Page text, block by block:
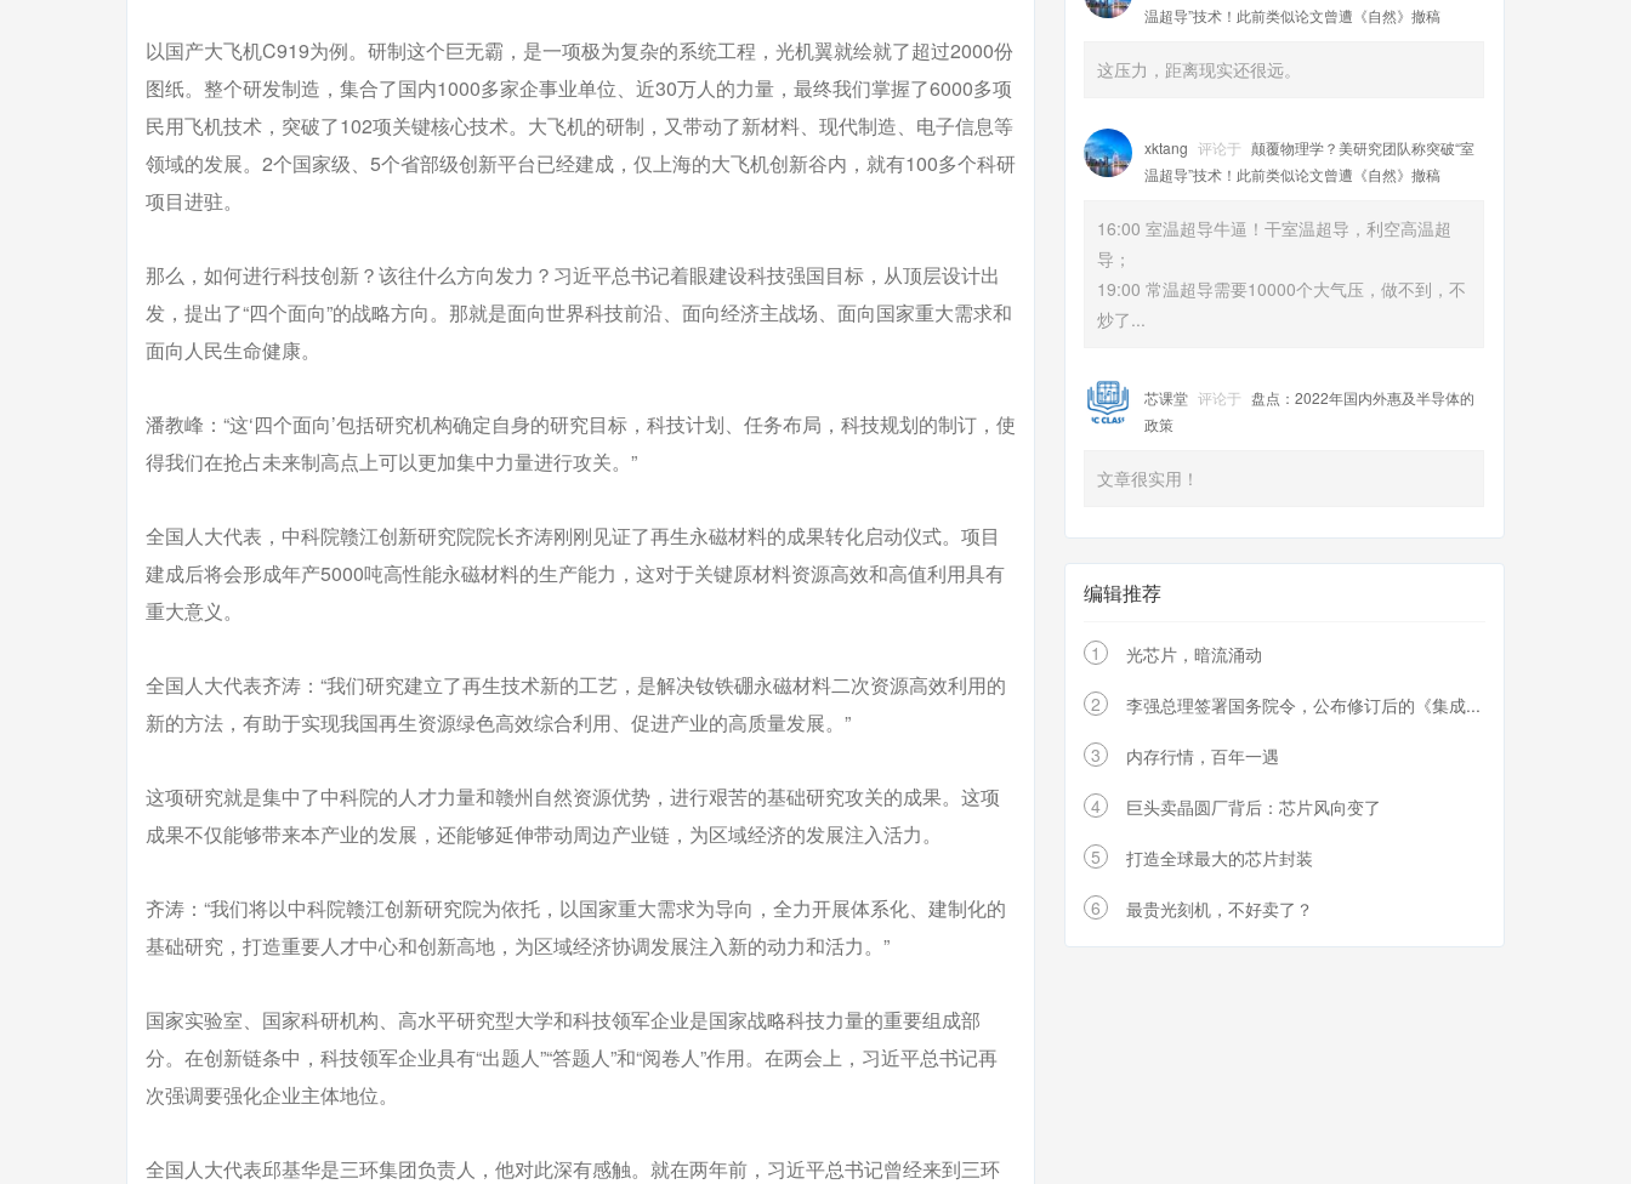
以国产大飞机C919为例。研制这个巨无霸，是一项极为复杂的系统工程，光机翼就绘就了超过2000份
图纸。整个研发制造，集合了国内1000多家企事业单位、近30万人的力量，最终我们掌握了6000多项
民用飞机技术，突破了102项关键核心技术。大飞机的研制，又带动了新材料、现代制造、电子信息等
领域的发展。2个国家级、5个省部级创新平台已经建成，仅上海的大飞机创新谷内，就有100多个科研
项目进驻。
那么，如何进行科技创新？该往什么方向发力？习近平总书记着眼建设科技强国目标，从顶层设计出
发，提出了“四个面向”的战略方向。那就是面向世界科技前沿、面向经济主战场、面向国家重大需求和
面向人民生命健康。
潘教峰：“这‘四个面向’包括研究机构确定自身的研究目标，科技计划、任务布局，科技规划的制订，使
得我们在抢占未来制高点上可以更加集中力量进行攻关。”
全国人大代表，中科院赣江创新研究院院长齐涛刚刚见证了再生永磁材料的成果转化启动仪式。项目
建成后将会形成年产5000吨高性能永磁材料的生产能力，这对于关键原材料资源高效和高值利用具有
重大意义。
全国人大代表齐涛：“我们研究建立了再生技术新的工艺，是解决钕铁硼永磁材料二次资源高效利用的
新的方法，有助于实现我国再生资源绿色高效综合利用、促进产业的高质量发展。”
这项研究就是集中了中科院的人才力量和赣州自然资源优势，进行艰苦的基础研究攻关的成果。这项
成果不仅能够带来本产业的发展，还能够延伸带动周边产业链，为区域经济的发展注入活力。
齐涛：“我们将以中科院赣江创新研究院为依托，以国家重大需求为导向，全力开展体系化、建制化的
基础研究，打造重要人才中心和创新高地，为区域经济协调发展注入新的动力和活力。”
国家实验室、国家科研机构、高水平研究型大学和科技领军企业是国家战略科技力量的重要组成部
分。在创新链条中，科技领军企业具有“出题人”“答题人”和“阅卷人”作用。在两会上，习近平总书记再
次强调要强化企业主体地位。
全国人大代表邱基华是三环集团负责人，他对此深有感触。就在两年前，习近平总书记曾经来到三环
温超导”技术！此前类似论文曾遭《自然》撤稿
这压力，距离现实还很远。
xktang 评论于 颠覆物理学？美研究团队称突破“室
温超导”技术！此前类似论文曾遭《自然》撤稿
16:00 室温超导牛逼！干室温超导，利空高温超
导；
19:00 常温超导需要10000个大气压，做不到，不
炒了...
芯课堂 评论于 盘点：2022年国内外惠及半导体的
政策
文章很实用！
编辑推荐
1 光芯片，暗流涌动
2 李强总理签署国务院令，公布修订后的《集成...
3 内存行情，百年一遇
4 巨头卖晶圆厂背后：芯片风向变了
5 打造全球最大的芯片封装
6 最贵光刻机，不好卖了？